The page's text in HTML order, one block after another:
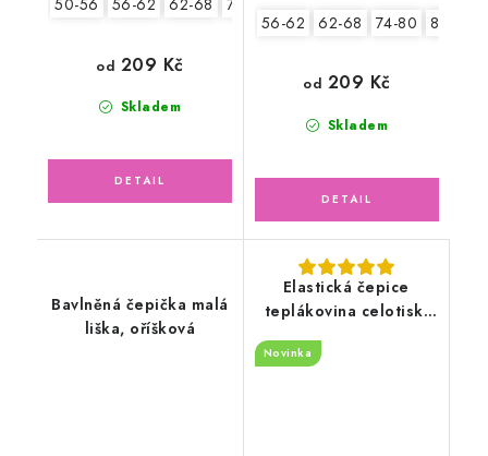
50-56 56-62 62-68 74-80
Skladem
od 209 Kč
56-62 62-68 74-80 80-86
Skladem
od 209 Kč
Bavlněná čepička malá
liška, oříšková
Elastická čepice
teplákovina celotisk,
Novinka